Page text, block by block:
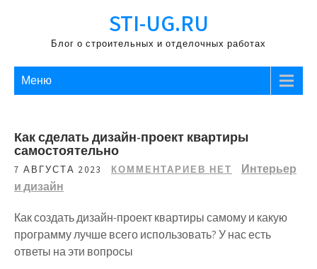
содержимому
STI-UG.RU
Блог о строительных и отделочных работах
Меню
Как сделать дизайн-проект квартиры
самостоятельно
7 АВГУСТА 2023 КОММЕНТАРИЕВ НЕТ
Интерьер
и дизайн
Как создать дизайн-проект квартиры самому и какую
программу лучше всего использовать? У нас есть
ответы на эти вопросы